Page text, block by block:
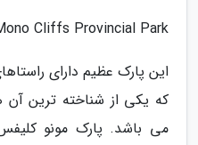
Cliffs Provincial Park
این پارک عظیم دارای
می باشد. پارک مونو